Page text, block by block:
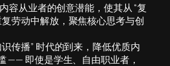
容从业者的创意潜能，使其从 “复
复劳动中解放，聚焦核心思考与创
传播” 时代的到来，降低优质内
—— 即使是学生、自由职业者，